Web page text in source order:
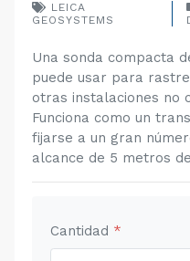
LEICA
GEOSYSTEMS
Una sonda compacta
puede usar para
otras instalaciones no
Funciona como un
fijarse a un gran
alcance de 5 metros
Cantidad *